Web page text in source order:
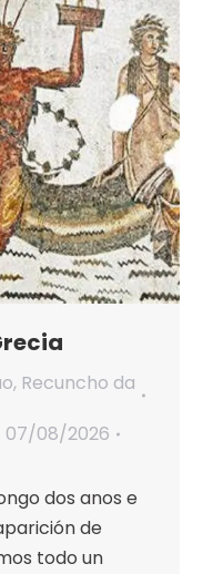
, Recuncho da
07/08/2026
dos anos e
de
todo un